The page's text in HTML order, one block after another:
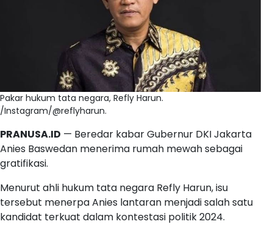
Pakar hukum tata negara, Refly Harun.
/Instagram/@reflyharun.
PRANUSA.ID — Beredar kabar Gubernur DKI Jakarta
Anies Baswedan menerima rumah mewah sebagai
gratifikasi.
Menurut ahli hukum tata negara Refly Harun, isu
tersebut menerpa Anies lantaran menjadi salah satu
kandidat terkuat dalam kontestasi politik 2024.